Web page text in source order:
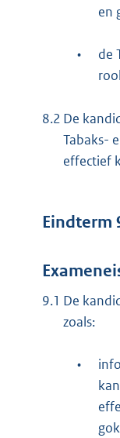
en
•
de
8.2 De
Tabaks-
effectief
Eindterm
9.1 De
zoals:
•